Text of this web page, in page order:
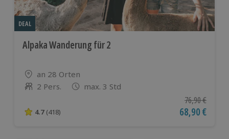
DEAL
Alpaka Wanderung für 2
Standort
an 28 Orten
Anzahl der Teilnehmer
2 Pers. max. 3 Std
4.7 von 5 Sternen basierend auf 418 Bewertungen
4.7 (418)
76,90 €
Aktueller
68,90 €